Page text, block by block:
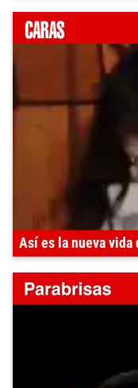
Así es la nueva vida